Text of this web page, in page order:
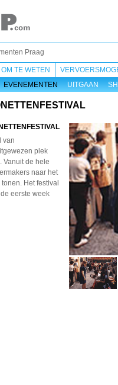
Praag
EVENEMENTEN UITGAAN
TE WETEN
van
plek
Vanuit de hele
naar het
Het festival
eerste week